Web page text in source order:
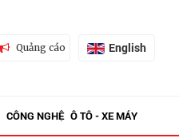
Quảng cáo English
CÔNG NGHỆ Ô TÔ - XE MÁY